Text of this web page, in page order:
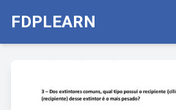
FDPLEARN